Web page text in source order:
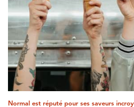
Normal est réputé pour ses saveurs